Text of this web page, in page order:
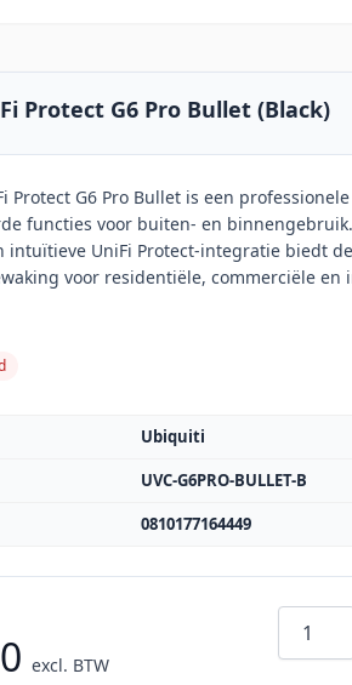
Protect G6 Pro Bullet (Black)
Protect G6 Pro Bullet is een
functies voor buiten- en
intuïtieve UniFi Protect-integratie biedt
voor residentiële, commerciële en
Ubiquiti
UVC-G6PRO-BULLET-B
0810177164449
excl. BTW
Aantal